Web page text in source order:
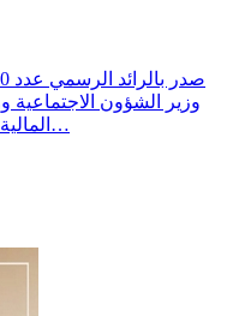
وزير الشؤون الاجتماعية
المالية المسندة للفئات الفقيرة إلى 280 دينارا…